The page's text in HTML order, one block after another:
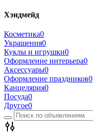
Хэндмейд
Косметика0
Украшения0
Куклы и игрушки0
Оформление интерьера0
Аксессуары0
Оформление праздников0
Канцелярия0
Посуда0
Другое0